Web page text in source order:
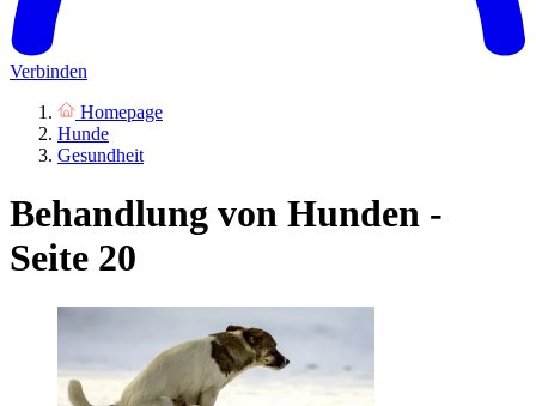
Verbinden
Homepage
Hunde
Gesundheit
Behandlung von Hunden -
Seite 20